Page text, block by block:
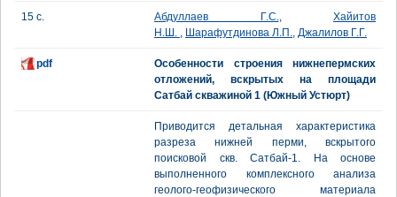
15 с. Абдуллаев Г.С., Хайитов
Н.Ш. , Шарафутдинова Л.П., Джалилов Г.Г.
pdf
Особенности строения нижнепермских
отложений, вскрытых на площади
Сатбай скважиной 1 (Южный Устюрт)
Приводится детальная характеристика
разреза нижней перми, вскрытого
поисковой скв. Сатбай-1. На основе
выполненного комплексного анализа
геолого-геофизического материала